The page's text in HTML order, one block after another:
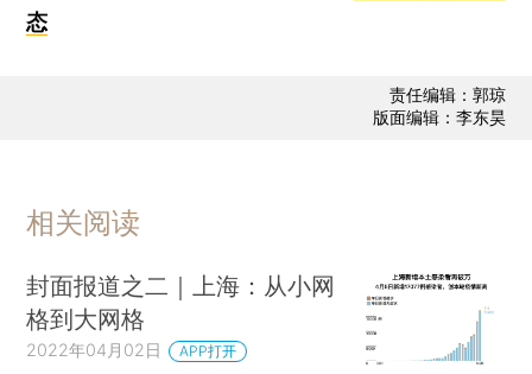
态
责任编辑：郭琼
版面编辑：李东昊
相关阅读
封面报道之二｜上海：从小网
格到大网格
2022年04月02日 APP打开